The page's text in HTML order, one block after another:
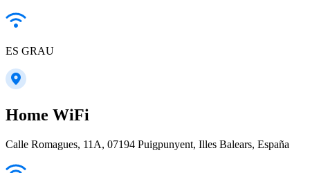
ES GRAU
Home WiFi
Calle Romagues, 11A, 07194 Puigpunyent, Illes Balears, España